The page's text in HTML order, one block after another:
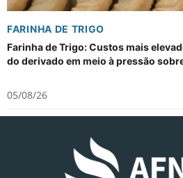
FARINHA DE TRIGO
Farinha de Trigo: Custos mais
do derivado em meio à pressão
05/08/26